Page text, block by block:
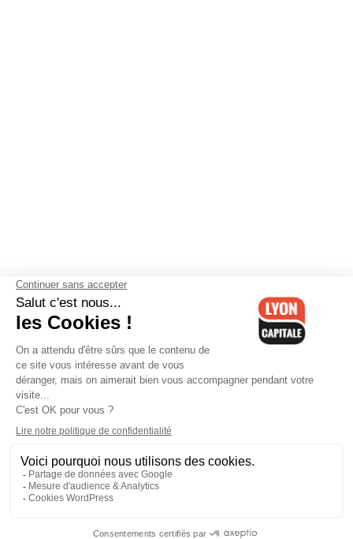
Contactez-nous-Mentions légales-CGV-Politique de
confidentialité-Gestion des cookies